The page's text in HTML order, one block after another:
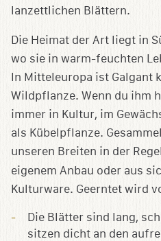
lanzettlichen Blättern.
Die Heimat der Art liegt in
wo sie in warm-feuchten
In Mitteleuropa ist Galgant
Wildpflanze. Wenn du ihm
immer in Kultur, im
als Kübelpflanze.
unseren Breiten in der Regel
eigenem Anbau oder aus
Kulturware. Geerntet wird
Die Blätter sind lang,
sitzen dicht an den